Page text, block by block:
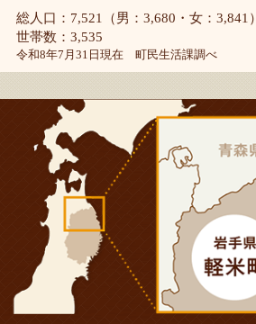
総人口：7,521（男：3,680・女：3,841）
世帯数：3,535
令和8年7月31日現在 町民生活課調べ